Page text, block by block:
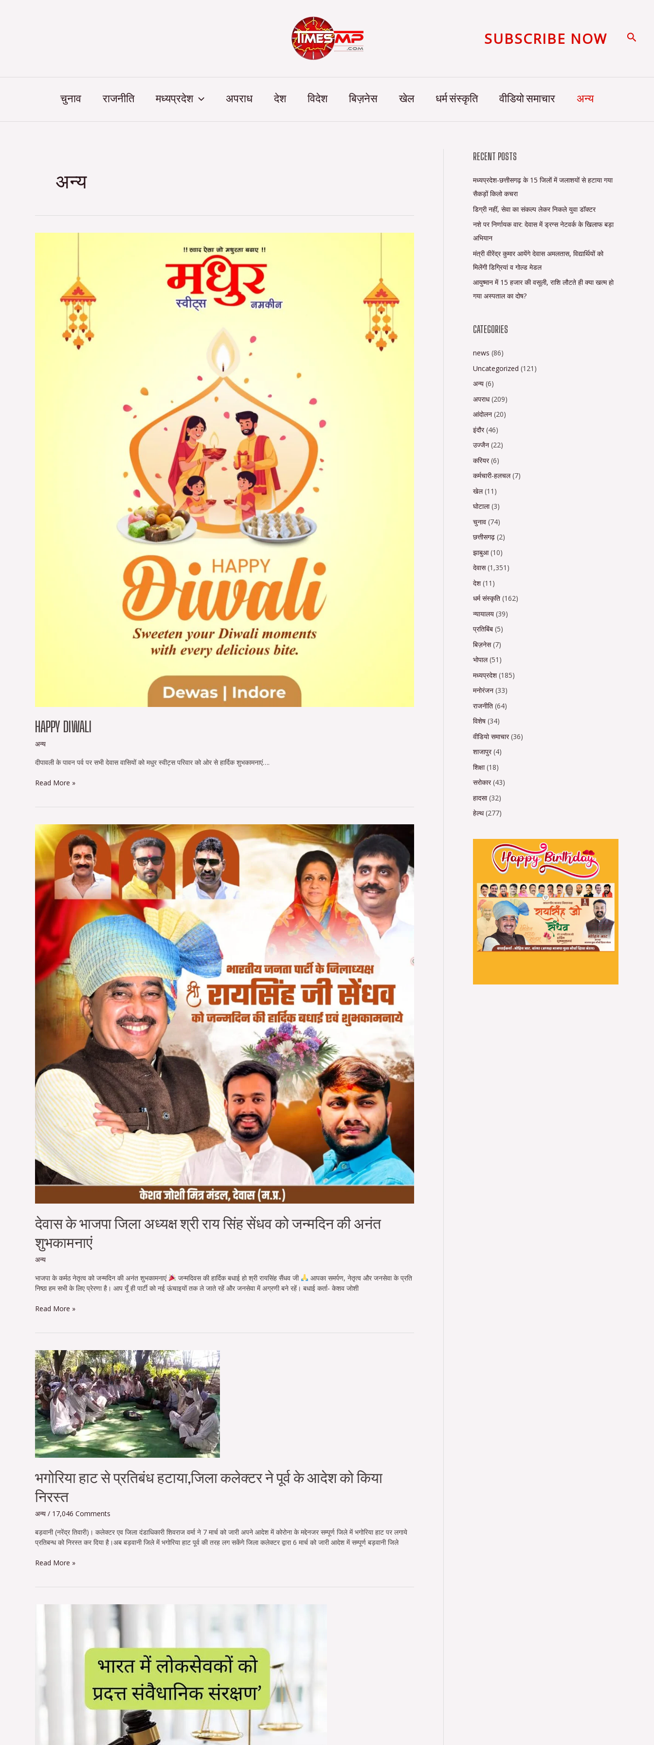
SUBSCRIBE NOW
चुनाव राजनीति मध्यप्रदेश अपराध देश विदेश बिज़नेस खेल धर्म संस्कृति वीडियो समाचार अन्य
अन्य
HAPPY DIWALI
अन्य
दीपावली के पावन पर्व पर सभी देवास वासियों को मधुर स्वीट्स परिवार को ओर से हार्दिक शुभकामनाएं….
Read More »
देवास के भाजपा जिला अध्यक्ष श्री राय सिंह सेंधव को जन्मदिन की अनंत
शुभकामनाएं
अन्य
भाजपा के कर्मठ नेतृत्व को जन्मदिन की अनंत शुभकामनाएं
जन्मदिवस की हार्दिक बधाई हो श्री रायसिंह सैंधव जी
आपका समर्पण, नेतृत्व और जनसेवा के प्रति
निष्ठा हम सभी के लिए प्रेरणा है। आप यूँ ही पार्टी को नई ऊंचाइयों तक ले जाते रहें और जनसेवा में अग्रणी बने रहें। बधाई कर्ता- केशव जोशी
देवास
के
भाजपा
जिला
अध्यक्ष
श्री
राय
सिंह
सेंधव
को
जन्मदिन
की
अनंत
शुभकामनाएं
Read More »
भगोरिया हाट से प्रतिबंध हटाया,जिला कलेक्टर ने पूर्व के आदेश को किया
निरस्त
अन्य / 17,046 Comments
बड़वानी (नरेंद्र तिवारी)। कलेक्टर एव जिला दंडाधिकारी शिवराज वर्मा ने 7 मार्च को जारी अपने आदेश में कोरोना के मद्देनजर सम्पूर्ण जिले में भगोरिया हाट पर लगाये
प्रतिबन्ध को निरस्त कर दिया है।अब बड़वानी जिले में भगोरिया हाट पूर्व की तरह लग सकेंगे जिला कलेक्टर द्वारा 6 मार्च को जारी आदेश में सम्पूर्ण बड़वानी जिले
भगोरिया
हाट
से
प्रतिबंध
हटाया,जिला
कलेक्टर
ने
पूर्व
के
आदेश
को
निरस्त
Read More »
RECENT POSTS
मध्यप्रदेश-छत्तीसगढ़ के 15 जिलों में जलाशयों से हटाया गया
सैकड़ों किलो कचरा
डिग्री नहीं, सेवा का संकल्प लेकर निकले युवा डॉक्टर
नशे पर निर्णायक वार: देवास में ड्रग्स नेटवर्क के खिलाफ बड़ा
अभियान
मंत्री वीरेंद्र कुमार आयेंगे देवास अमलतास, विद्यार्थियों को
मिलेंगी डिग्रियां व गोल्ड मेडल
आयुष्मान में 15 हजार की वसूली, राशि लौटते ही क्या खत्म हो
गया अस्पताल का दोष?
CATEGORIES
news (86)
Uncategorized (121)
अन्य (6)
अपराध(209)
आंदोलन (20)
इंदौर(46)
उज्जैन (22)
करियर(6)
कर्मचारी-हलचल(7)
खेल(11)
घोटाला(3)
चुनाव (74)
छत्तीसगढ़ (2)
झाबुआ(10)
देवास(1,351)
देश (11)
धर्म संस्कृति (162)
न्यायालय (39)
प्रतिबिंब (5)
बिज़नेस(7)
भोपाल(51)
मध्यप्रदेश (185)
मनोरंजन (33)
राजनीति (64)
विशेष (34)
वीडियो समाचार(36)
शाजापुर(4)
शिक्षा(18)
सरोकार(43)
हादसा(32)
हेल्थ(277)